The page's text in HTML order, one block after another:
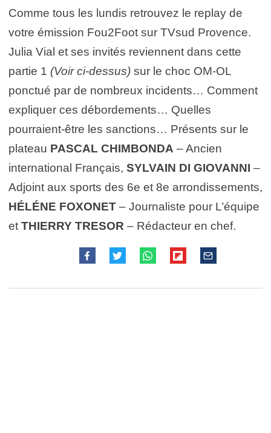
Comme tous les lundis retrouvez le replay de
votre émission Fou2Foot sur TVsud Provence.
Julia Vial et ses invités reviennent dans cette
partie 1 (Voir ci-dessus) sur le choc OM-OL
ponctué par de nombreux incidents… Comment
expliquer ces débordements… Quelles
pourraient-être les sanctions… Présents sur le
plateau PASCAL CHIMBONDA – Ancien
international Français, SYLVAIN DI GIOVANNI –
Adjoint aux sports des 6e et 8e arrondissements,
HÉLÉNE FOXONET – Journaliste pour L’équipe
et THIERRY TRESOR – Rédacteur en chef.